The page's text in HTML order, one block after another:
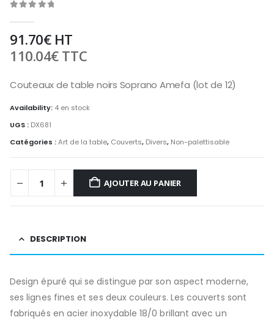
91.70€HT
110.04€TTC
Couteaux de table noirs Soprano Amefa (lot de 12)
Availability: 4 en stock
UGS : DX681
Catégories :Art de la table, Couverts, Divers, Non-palettisable
AJOUTER AU PANIER
DESCRIPTION
Design épuré qui se distingue par son aspect moderne,
ses lignes fines et ses deux couleurs. Les couverts sont
fabriqués en acier inoxydable 18/0 brillant avec un